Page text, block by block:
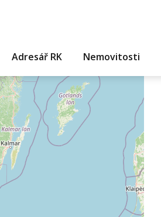
Adresář RK Nemovitosti